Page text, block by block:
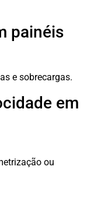
painéis
e sobrecargas.
em
ou